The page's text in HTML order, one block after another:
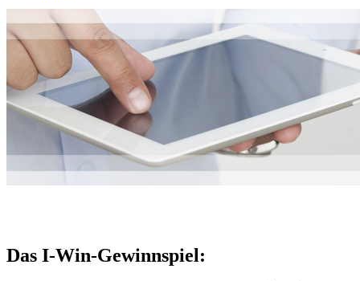
Das I-Win-Gewinnspiel: